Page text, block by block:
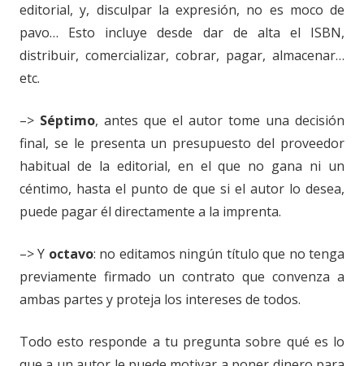
editorial, y, disculpar la expresión, no es moco de
pavo… Esto incluye desde dar de alta el ISBN,
distribuir, comercializar, cobrar, pagar, almacenar…
etc.
–> Séptimo, antes que el autor tome una decisión
final, se le presenta un presupuesto del proveedor
habitual de la editorial, en el que no gana ni un
céntimo, hasta el punto de que si el autor lo desea,
puede pagar él directamente a la imprenta.
–> Y octavo: no editamos ningún título que no tenga
previamente firmado un contrato que convenza a
ambas partes y proteja los intereses de todos.
Todo esto responde a tu pregunta sobre qué es lo